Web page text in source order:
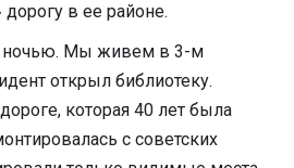
в ее районе.
ночью. Мы живем в 3-м
открыл библиотеку.
которая 40 лет была
с советских